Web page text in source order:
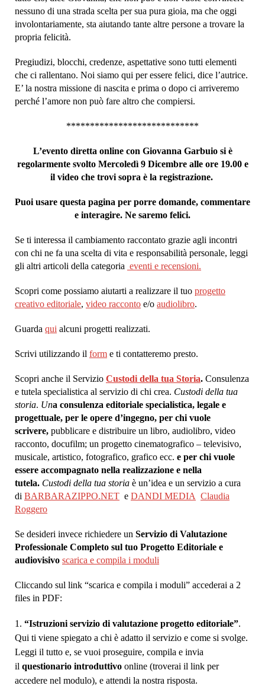
nessuno di una strada scelta per sua pura gioia, ma che oggi
involontariamente, sta aiutando tante altre persone a trovare la
propria felicità.
Pregiudizi, blocchi, credenze, aspettative sono tutti elementi
che ci rallentano. Noi siamo qui per essere felici, dice l’autrice.
E’ la nostra missione di nascita e prima o dopo ci arriveremo
perché l’amore non può fare altro che compiersi.
****************************
L’evento diretta online con Giovanna Garbuio si è
regolarmente svolto Mercoledì 9 Dicembre alle ore 19.00 e
il video che trovi sopra è la registrazione.
Puoi usare questa pagina per porre domande, commentare
e interagire. Ne saremo felici.
Se ti interessa il cambiamento raccontato grazie agli incontri
con chi ne fa una scelta di vita e responsabilità personale, leggi
gli altri articoli della categoria eventi e recensioni.
Scopri come possiamo aiutarti a realizzare il tuo progetto
creativo editoriale, video racconto e/o audiolibro.
Guarda qui alcuni progetti realizzati.
Scrivi utilizzando il form e ti contatteremo presto.
Scopri anche il Servizio Custodi della tua Storia. Consulenza
e tutela specialistica al servizio di chi crea. Custodi della tua
storia. Una consulenza editoriale specialistica, legale e
progettuale, per le opere d’ingegno, per chi vuole
scrivere, pubblicare e distribuire un libro, audiolibro, video
racconto, docufilm; un progetto cinematografico – televisivo,
musicale, artistico, fotografico, grafico ecc. e per chi vuole
essere accompagnato nella realizzazione e nella
tutela. Custodi della tua storia è un’idea e un servizio a cura
di BARBARAZIPPO.NET e DANDI MEDIA Claudia
Roggero
Se desideri invece richiedere un Servizio di Valutazione
Professionale Completo sul tuo Progetto Editoriale e
audiovisivo scarica e compila i moduli
Cliccando sul link “scarica e compila i moduli” accederai a 2
files in PDF:
“Istruzioni servizio di valutazione progetto editoriale”.
Qui ti viene spiegato a chi è adatto il servizio e come si svolge.
Leggi il tutto e, se vuoi proseguire, compila e invia
il questionario introduttivo online (troverai il link per
accedere nel modulo), e attendi la nostra risposta.